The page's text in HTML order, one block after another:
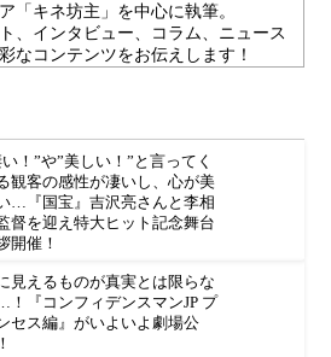
「キネ坊主」を中心に執筆。
、インタビュー、コラム、ニュース
なコンテンツをお伝えします！
い！”や”美しい！”と言ってく
観客の感性が凄いし、心が美
…『国宝』吉沢亮さんと李相
督を迎え特大ヒット記念舞台
開催！
見えるものが真実とは限らな
！『コンフィデンスマンJP プ
セス編』がいよいよ劇場公